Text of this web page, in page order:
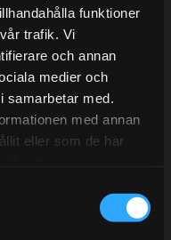
funktioner
trafik. Vi
och annan
medier och
samarbetar med.
med annan
eller som de har
mejl. Ordrar skickas
2/7 -9/7 är